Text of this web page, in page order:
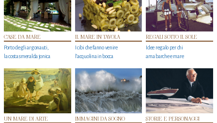
CASE DA MARE
Porto degli argonauti,
la costa smeralda jonica
IL MARE IN TAVOLA
I cibi che fanno venire
l’acquolina in bocca
REGALI SOTTO IL SOLE
Idee regalo per chi
ama barche e mare
UN MARE DI ARTE IMMAGINI DA SOGNO STORIE E PERSONAGGI